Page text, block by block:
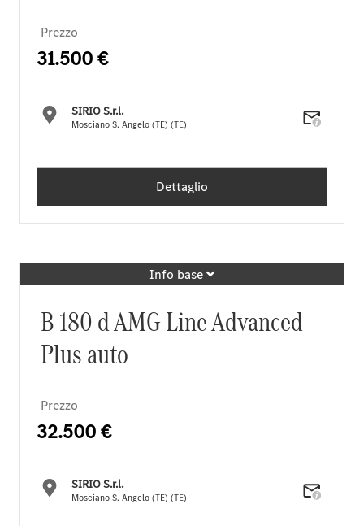
Prezzo
31.500 €
SIRIO S.r.l.
Mosciano S. Angelo (TE) (TE)
Dettaglio
Info base
B 180 d AMG Line Advanced
Plus auto
Prezzo
32.500 €
SIRIO S.r.l.
Mosciano S. Angelo (TE) (TE)